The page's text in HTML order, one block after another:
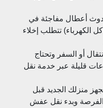
أعطال مفاجئة في
الكهرباء) تتطلب إخلاء
أو السفر وتحتاج
قليلة عبر خدمة نقل
منزلك الجديد قبل
الفرصة وبدء نقل عفش